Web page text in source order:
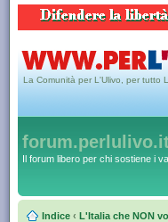
La Comunità per L'Ulivo, per tutto
Il forum libero per chi sostiene i
Indice ‹ L'Italia che NON